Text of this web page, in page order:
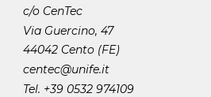
c/o CenTec
Via Guercino, 47
44042 Cento (FE)
centec@unife.it
Tel. +39 0532 974109